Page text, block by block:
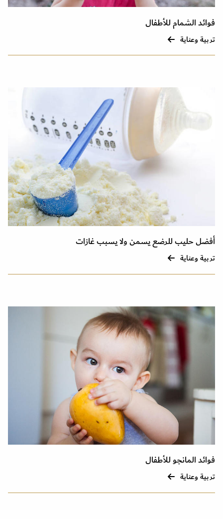
فوائد الشمام للأطفال
تربية وعناية
أفضل حليب للرضع يسمن ولا يسبب غازات
تربية وعناية
فوائد المانجو للأطفال
تربية وعناية